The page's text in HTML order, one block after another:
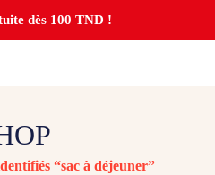
dès 100 TND !
“sac à déjeuner”